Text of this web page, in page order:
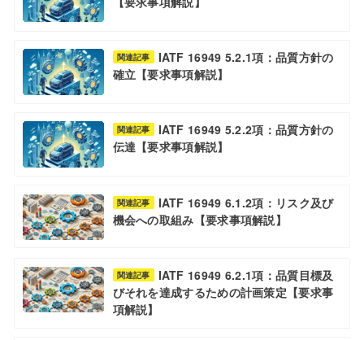
関連記事
IATF 16949 5.2.1項：品質方針の
確立【要求事項解説】
関連記事
IATF 16949 5.2.2項：品質方針の
伝達【要求事項解説】
関連記事
IATF 16949 6.1.2項：リスク及び
機会への取組み【要求事項解説】
関連記事
IATF 16949 6.2.1項：品質目標及
びそれを達成するための計画策定【要求事
項解説】